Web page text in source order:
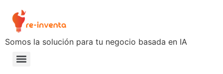
Somos la solución para tu negocio basada en IA